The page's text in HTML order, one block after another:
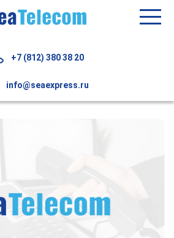
+7 (812) 380 38 20
info@seaexpress.ru